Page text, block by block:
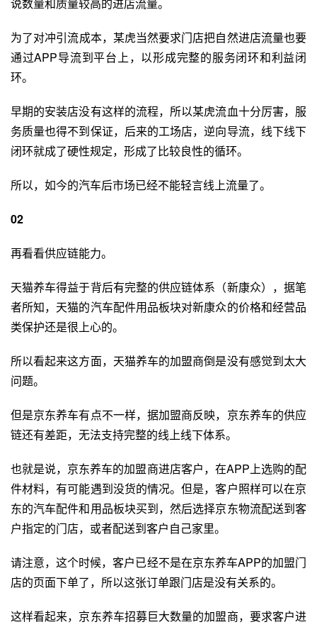
为了对冲引流成本，某虎当然要求门店把自然进店流量也要
通过APP导流到平台上，以形成完整的服务闭环和利益闭
环。
早期的安装店没有这样的流程，所以某虎流血十分厉害，服
务质量也得不到保证，后来的工场店，逆向导流，线下线下
闭环就成了硬性规定，形成了比较良性的循环。
所以，如今的汽车后市场已经不能轻言线上流量了。
02
再看看供应链能力。
天猫养车得益于背后有完整的供应链体系（新康众），据笔
者所知，天猫的汽车配件用品板块对新康众的价格和经营品
类保护还是很上心的。
所以看起来这方面，天猫养车的加盟商倒是没有感觉到太大
问题。
但是京东养车有点不一样，据加盟商反映，京东养车的供应
链还有差距，无法支持完整的线上线下体系。
也就是说，京东养车的加盟商进店客户，在APP上选购的配
件材料，有可能遇到没货的情况。但是，客户照样可以在京
东的汽车配件和用品板块买到，然后选择京东物流配送到客
户指定的门店，或者配送到客户自己家里。
请注意，这个时候，客户已经不是在京东养车APP的加盟门
店的页面下单了，所以这张订单跟门店是没有关系的。
这样看起来，京东养车招募巨大数量的加盟商，要求客户进